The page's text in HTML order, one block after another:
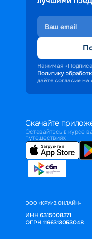
Нажимая
Политику
даёте согласие
Скачайте
Оставайтесь в курсе
путешествиях
ООО «КРУИЗ.ОНЛАЙН»
ИНН 6315008371
ОГРН 1166313053048